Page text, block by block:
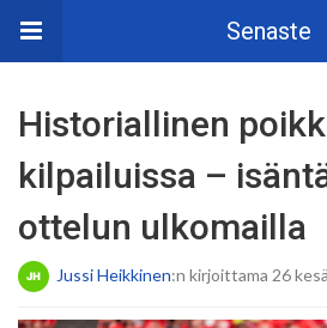
Senaste
Historiallinen
kilpailuissa –
ottelun ulkomailla
Jussi Heikkinen:n kirjoittama 26